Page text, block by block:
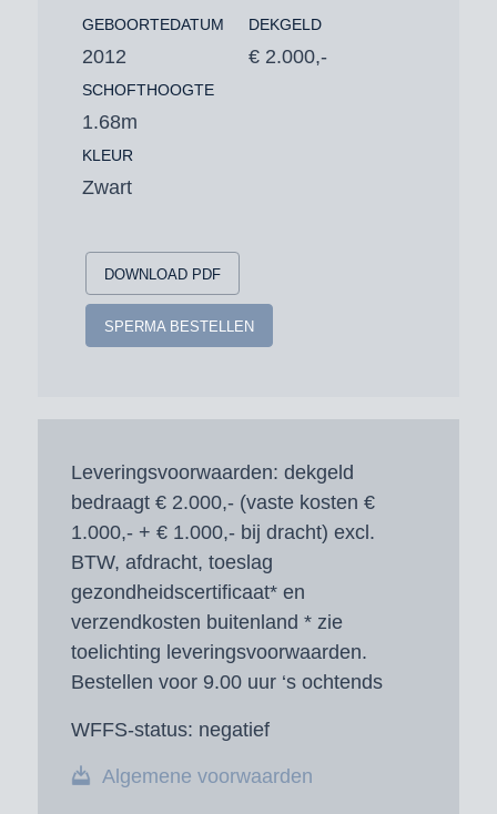
GEBOORTEDATUM
2012
SCHOFTHOOGTE
1.68m
KLEUR
Zwart
DEKGELD
€ 2.000,-
DOWNLOAD PDF
SPERMA BESTELLEN
Leveringsvoorwaarden: dekgeld
bedraagt € 2.000,- (vaste kosten €
1.000,- + € 1.000,- bij dracht) excl.
BTW, afdracht, toeslag
gezondheidscertificaat* en
verzendkosten buitenland * zie
toelichting leveringsvoorwaarden.
Bestellen voor 9.00 uur ‘s ochtends
WFFS-status: negatief
Algemene voorwaarden